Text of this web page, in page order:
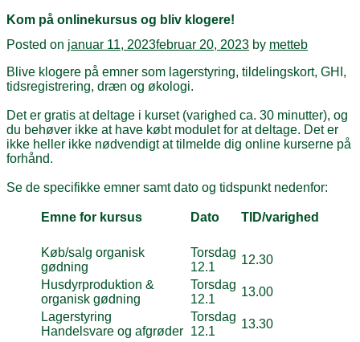
Kom på onlinekursus og bliv klogere!
Posted on januar 11, 2023februar 20, 2023 by metteb
Blive klogere på emner som lagerstyring, tildelingskort, GHI,
tidsregistrering, dræn og økologi.
Det er gratis at deltage i kurset (varighed ca. 30 minutter), og
du behøver ikke at have købt modulet for at deltage. Det er
ikke heller ikke nødvendigt at tilmelde dig online kurserne på
forhånd.
Se de specifikke emner samt dato og tidspunkt nedenfor:
Emne for kursus Dato TID/varighed
Køb/salg organisk
gødning
Torsdag
12.1
12.30
Husdyrproduktion &
organisk gødning
Torsdag
12.1
13.00
Lagerstyring
Handelsvare og afgrøder
Torsdag
12.1
13.30